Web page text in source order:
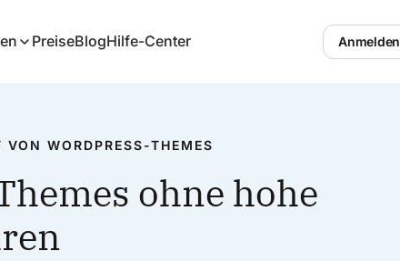
PreiseBlogHilfe-Center Anmelden
WORDPRESS-THEMES
ohne hohe